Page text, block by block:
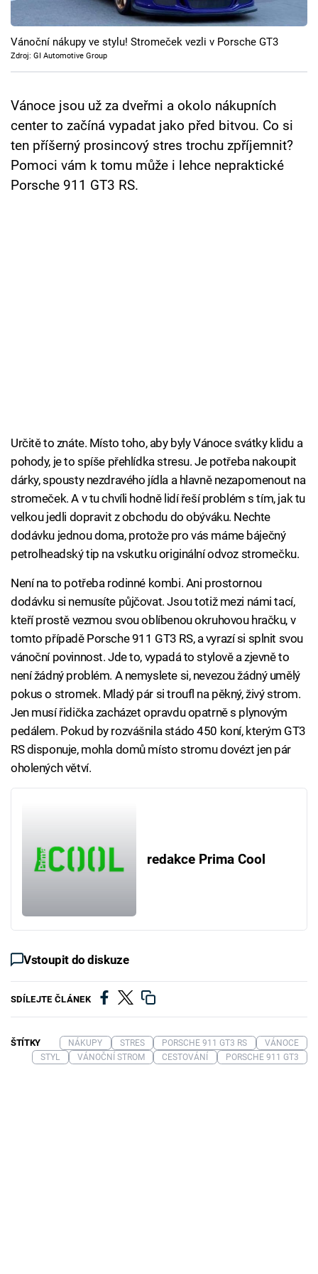
Cool Esport
Pořady
Sledujte prima+
Přihlášení
Vánoční nákupy ve stylu! Stromeček vezli v Porsche GT3
Zdroj: GI Automotive Group
Vánoce jsou už za dveřmi a okolo nákupních
center to začíná vypadat jako před bitvou. Co si
ten příšerný prosincový stres trochu zpříjemnit?
Pomoci vám k tomu může i lehce nepraktické
Porsche 911 GT3 RS.
Určitě to znáte. Místo toho, aby byly Vánoce svátky klidu a
pohody, je to spíše přehlídka stresu. Je potřeba nakoupit
dárky, spousty nezdravého jídla a hlavně nezapomenout na
stromeček. A v tu chvíli hodně lidí řeší problém s tím, jak tu
velkou jedli dopravit z obchodu do obýváku. Nechte
dodávku jednou doma, protože pro vás máme báječný
petrolheadský tip na vskutku originální odvoz stromečku.
Není na to potřeba rodinné kombi. Ani prostornou
dodávku si nemusíte půjčovat. Jsou totiž mezi námi tací,
kteří prostě vezmou svou oblíbenou okruhovou hračku, v
tomto případě Porsche 911 GT3 RS, a vyrazí si splnit svou
vánoční povinnost. Jde to, vypadá to stylově a zjevně to
není žádný problém. A nemyslete si, nevezou žádný umělý
pokus o stromek. Mladý pár si troufl na pěkný, živý strom.
Jen musí řidička zacházet opravdu opatrně s plynovým
pedálem. Pokud by rozvášnila stádo 450 koní, kterým GT3
RS disponuje, mohla domů místo stromu dovézt jen pár
oholených větví.
redakce Prima Cool
Vstoupit do diskuze
SDÍLEJTE ČLÁNEK
ŠTÍTKY NÁKUPY STRES PORSCHE 911 GT3 RS
VÁNOCE
STYL
VÁNOČNÍ STROM CESTOVÁNÍ PORSCHE 911 GT3